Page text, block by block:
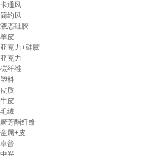
卡通风
简约风
液态硅胶
羊皮
亚克力+硅胶
亚克力
碳纤维
塑料
皮质
牛皮
毛绒
聚芳酯纤维
金属+皮
卓普
中兴